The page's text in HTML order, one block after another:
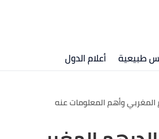
طبيعية أعلام الدول
المغربي وأهم المعلومات عنه